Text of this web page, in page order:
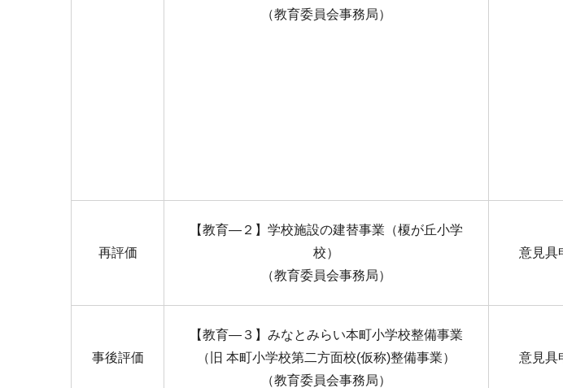
（教育委員会事務局）
再評価
【教育―２】学校施設の建替事業（榎が丘小学
校）
（教育委員会事務局）
意見具
事後評価
【教育―３】みなとみらい本町小学校整備事業
（旧 本町小学校第二方面校(仮称)整備事業）
（教育委員会事務局）
意見具